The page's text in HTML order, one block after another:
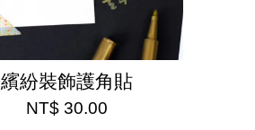
繽紛裝飾護角貼
NT$ 30.00